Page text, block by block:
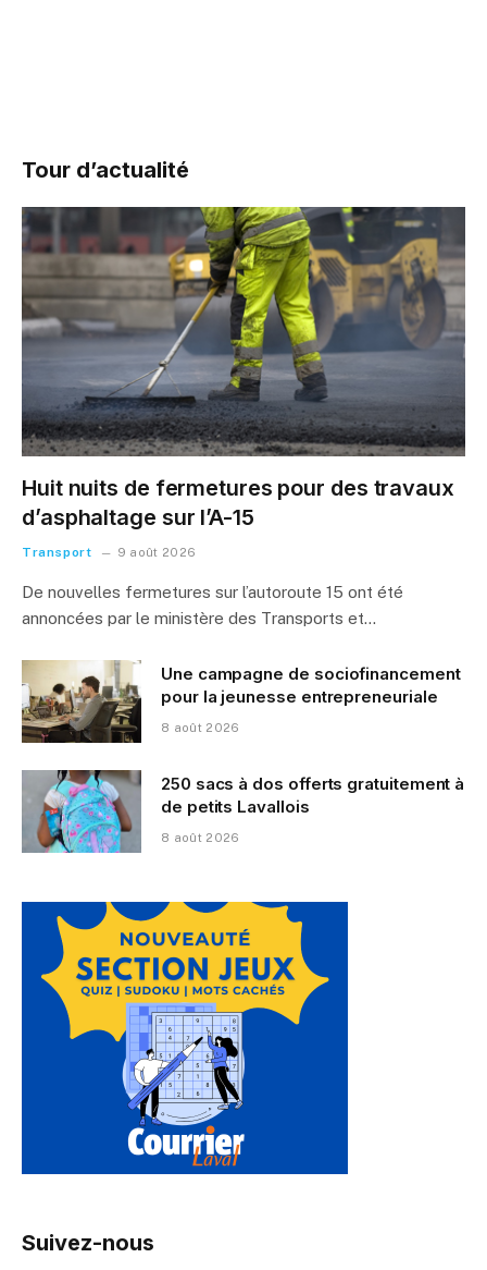
Tour d’actualité
Huit nuits de fermetures pour des travaux
d’asphaltage sur l’A-15
Transport 9 août 2026
De nouvelles fermetures sur l’autoroute 15 ont été
annoncées par le ministère des Transports et…
Une campagne de sociofinancement
pour la jeunesse entrepreneuriale
8 août 2026
250 sacs à dos offerts gratuitement à
de petits Lavallois
8 août 2026
Suivez-nous